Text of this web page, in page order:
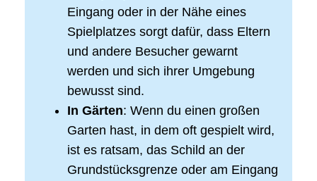
Eingang oder in der Nähe eines
Spielplatzes sorgt dafür, dass Eltern
und andere Besucher gewarnt
werden und sich ihrer Umgebung
bewusst sind.
In Gärten: Wenn du einen großen
Garten hast, in dem oft gespielt wird,
ist es ratsam, das Schild an der
Grundstücksgrenze oder am Eingang